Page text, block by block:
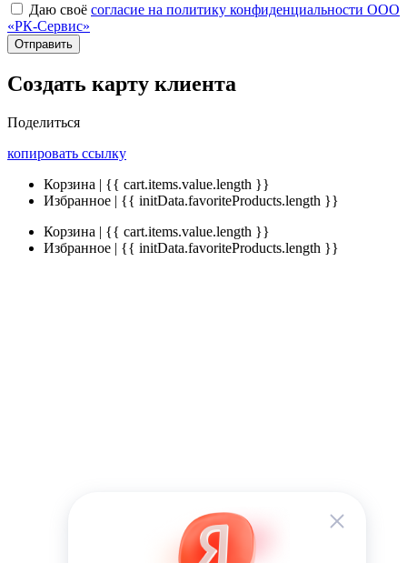
Даю своё согласие на политику конфиденциальности ООО
«РК-Сервис»
Отправить
Создать карту клиента
Поделиться
копировать ссылку
Корзина | {{ cart.items.value.length }}
Избранное | {{ initData.favoriteProducts.length }}
Корзина | {{ cart.items.value.length }}
Избранное | {{ initData.favoriteProducts.length }}